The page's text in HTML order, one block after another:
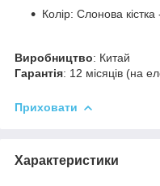
Колір: Слонова
Виробництво: Китай
Гарантія: 12 місяців (на
Приховати
Характеристики